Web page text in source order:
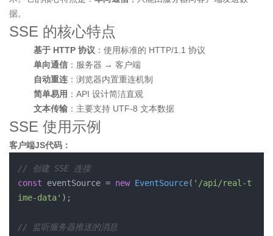
据。
SSE 的核心特点
基于 HTTP 协议 ：使用标准的 HTTP/1.1 协议
单向通信 ：服务器 → 客户端
自动重连 ：浏览器内置重连机制
简单易用 ：API 设计简洁直观
文本传输 ：主要支持 UTF-8 文本数据
SSE 使用示例
客户端JS代码：
// 创建 SSE 连接
const eventSource = new EventSource( '/api/real-t
ime-data' );
// 监听服务器推送的消息